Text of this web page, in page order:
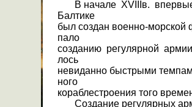
В начале XVIIIв. впервые
Балтике
был создан военно-морской
пало
созданию регулярной
лось
невиданно быстрыми
ного
кораблестроения того
Создание регулярных